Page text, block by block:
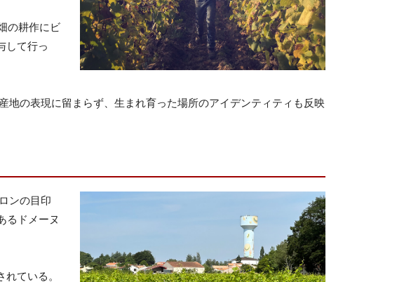
の耕作にビ
して行っ
地の表現に留まらず、生まれ育った場所のアイデンティティも反映
ンの目印
るドメーヌ
ている。